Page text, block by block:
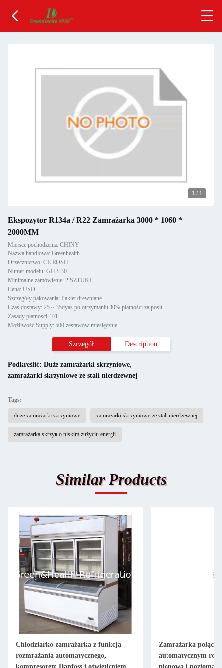
1 / 1
Ekspozytor R134a / R22 Zamrażarka 3000 * 1060 *
2000MM
Miejsce pochodzenia: CHINY
Nazwa handlowa: Greenhealth
Orzecznictwo: CE ROSH
Numer modelu: GHB-30
Minimalne zamówienie: 2 SZTUKI
Cena: USD
Szczegóły pakowania: Pakiet drewniane
Czas dostawy: 25 ~ 35dyas po otrzymaniu 30% płatności za posit
Zasady płatności: T/T
Możliwość Supply: 500 zestawów miesięcznie
Szczegół Description
Podkreślić: Duże zamrażarki skrzyniowe,
zamrażarki skrzyniowe ze stali nierdzewnej
Tags:
duże zamrażarki skrzyniowe zamrażarki skrzyniowe ze stali nierdzewnej
zamrażarka skrzyń o niskim zużyciu energii
Similar Products
Chłodziarko-zamrażarka z funkcją
rozmrażania automatycznego,
kompresorem Danfoss i oświetleniem
Zamrażarka
automatycznym
pionowa i pozioma,